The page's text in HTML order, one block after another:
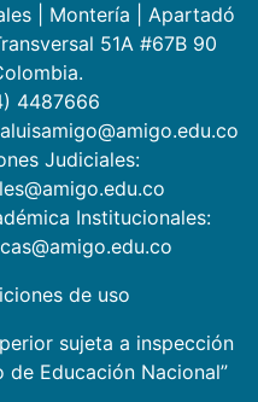
Montería
Apartadó
51A #67B 90
4487666
Judiciales:
Institucionales:
de uso
sujeta a inspección
Educación Nacional”